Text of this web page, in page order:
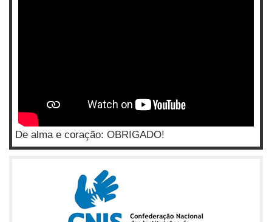
De alma e coração: OBRIGADO!